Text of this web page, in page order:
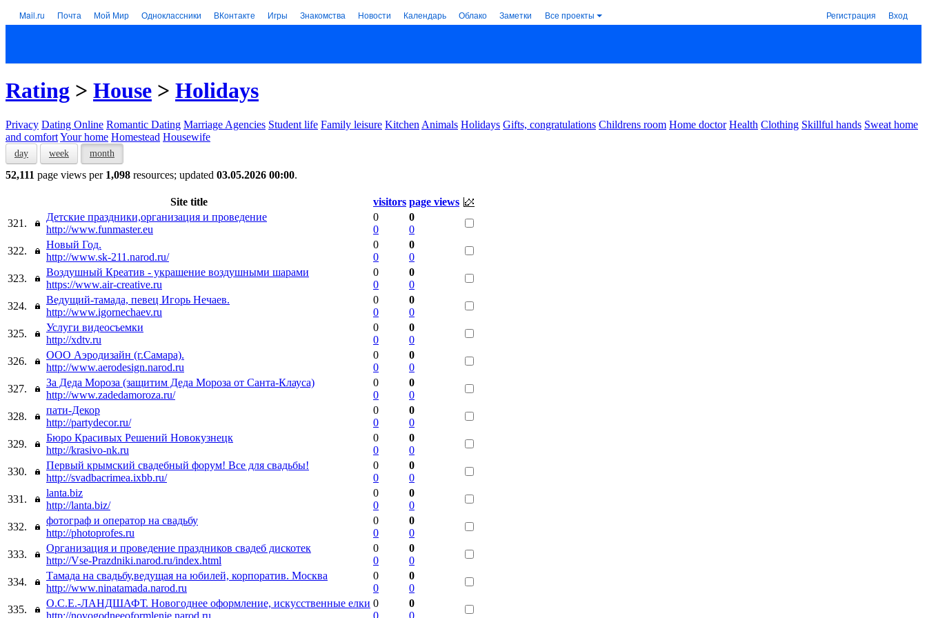
Mail.ru Почта Мой Мир Одноклассники ВКонтакте Игры Знакомства Новости Календарь Облако Заметки Все проекты Регистрация Вход
Rating > House > Holidays
Privacy Dating Online Romantic Dating Marriage Agencies Student life Family leisure Kitchen Animals Holidays Gifts, congratulations Childrens room Home doctor Health Clothing Skillful hands Sweat home
and comfortYour home Homestead Housewife
day week month
52,111 page views per 1,098 resources; updated 03.05.2026 00:00.
Site title visitors page views
321.
Детские праздники,организация и проведение
http://www.funmaster.eu
0
0
0
0
322.
Новый Год.
http://www.sk-211.narod.ru/
0
0
0
0
323.
Воздушный Креатив - украшение воздушными шарами
https://www.air-creative.ru
0
0
0
0
324.
Ведущий-тамада, певец Игорь Нечаев.
http://www.igornechaev.ru
0
0
0
0
325.
Услуги видеосъемки
http://xdtv.ru
0
0
0
0
326.
ООО Аэродизайн (г.Самара).
http://www.aerodesign.narod.ru
0
0
0
0
327.
За Деда Мороза (защитим Деда Мороза от Санта-Клауса)
http://www.zadedamoroza.ru/
0
0
0
0
328.
пати-Декор
http://partydecor.ru/
0
0
0
0
329.
Бюро Красивых Решений Новокузнецк
http://krasivo-nk.ru
0
0
0
0
330.
Первый крымский свадебный форум! Все для свадьбы!
http://svadbacrimea.ixbb.ru/
0
0
0
0
331.
lanta.biz
http://lanta.biz/
0
0
0
0
332.
фотограф и оператор на свадьбу
http://photoprofes.ru
0
0
0
0
333.
Организация и проведение праздников свадеб дискотек
http://Vse-Prazdniki.narod.ru/index.html
0
0
0
0
334.
Тамада на свадьбу,ведущая на юбилей, корпоратив. Москва
http://www.ninatamada.narod.ru
0
0
0
0
335.
О.С.Е.-ЛАНДШАФТ. Новогоднее оформление, искусственные елки
http://novogodneeoformlenie.narod.ru
0
0
0
0